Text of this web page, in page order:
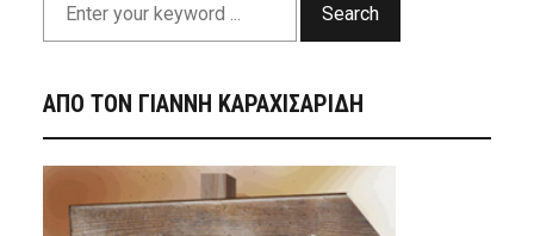
Search
ΑΠΟ ΤΟΝ ΓΙΑΝΝΗ ΚΑΡΑΧΙΣΑΡΙΔΗ